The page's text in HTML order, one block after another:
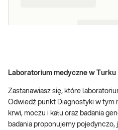
Laboratorium medyczne w Turku
Zastanawiasz się, które
Odwiedź punkt Diagnostyki w tym
krwi, moczu i kału oraz badania
badania proponujemy